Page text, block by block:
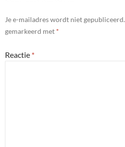
Je e-mailadres wordt niet gepubliceerd.
gemarkeerd met *
Reactie *